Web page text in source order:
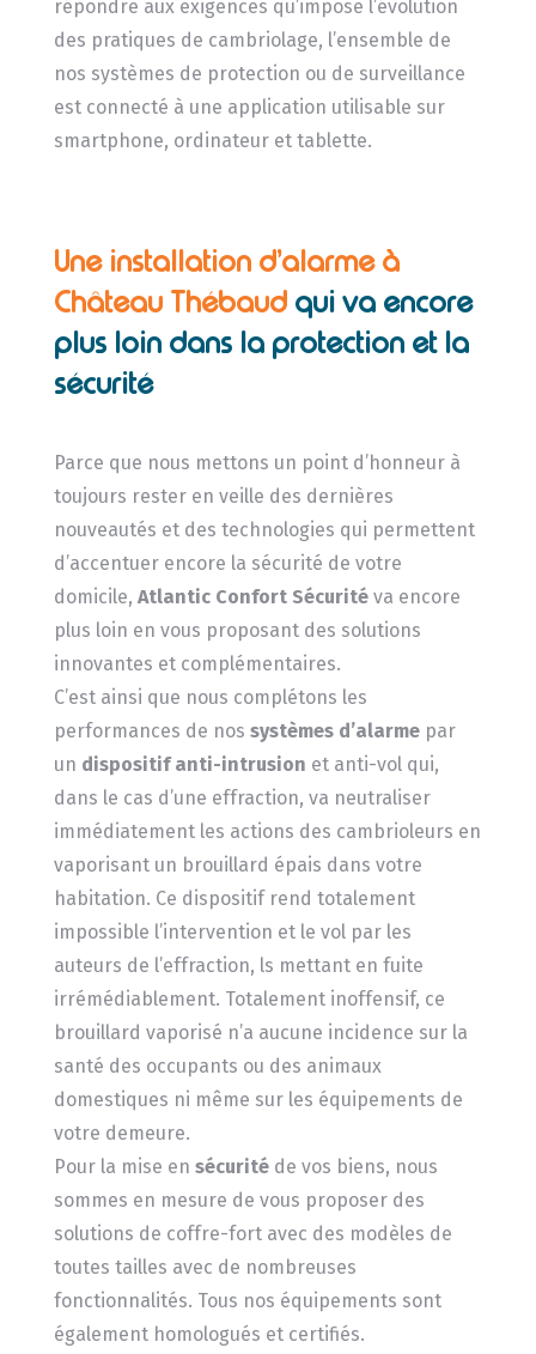
répondre aux exigences qu’impose l’évolution
des pratiques de cambriolage, l’ensemble de
nos systèmes de protection ou de surveillance
est connecté à une application utilisable sur
smartphone, ordinateur et tablette.
Une installation d’alarme à
Château Thébaud qui va encore
plus loin dans la protection et la
sécurité
Parce que nous mettons un point d’honneur à
toujours rester en veille des dernières
nouveautés et des technologies qui permettent
d’accentuer encore la sécurité de votre
domicile, Atlantic Confort Sécuritéva encore
plus loin en vous proposant des solutions
innovantes et complémentaires.
C’est ainsi que nous complétons les
performances de nos systèmes d’alarmepar
un dispositif anti-intrusion et anti-vol qui,
dans le cas d’une effraction, va neutraliser
immédiatement les actions des cambrioleurs en
vaporisant un brouillard épais dans votre
habitation. Ce dispositif rend totalement
impossible l’intervention et le vol par les
auteurs de l’effraction, ls mettant en fuite
irrémédiablement. Totalement inoffensif, ce
brouillard vaporisé n’a aucune incidence sur la
santé des occupants ou des animaux
domestiques ni même sur les équipements de
votre demeure.
Pour la mise en sécuritéde vos biens, nous
sommes en mesure de vous proposer des
solutions de coffre-fort avec des modèles de
toutes tailles avec de nombreuses
fonctionnalités. Tous nos équipements sont
également homologués et certifiés.